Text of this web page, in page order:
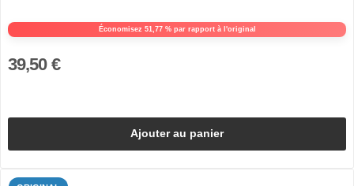
Économisez 51,77 % par rapport à l'original
39,50 €
Ajouter au panier